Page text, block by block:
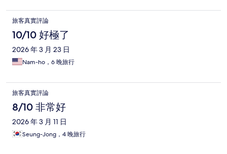
旅客真實評論
10/10 好極了
2026 年 3 月 23 日
Nam-ho，6 晚旅行
旅客真實評論
8/10 非常好
2026 年 3 月 11 日
Seung-Jong，4 晚旅行